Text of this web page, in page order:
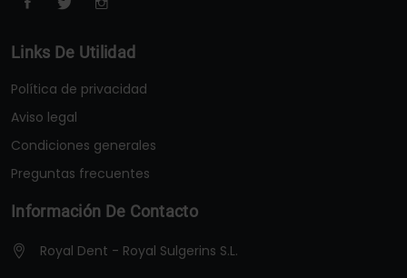
Links De Utilidad
Política de privacidad
Aviso legal
Condiciones generales
Preguntas frecuentes
Información De Contacto
Royal Dent - Royal Sulgerins S.L.